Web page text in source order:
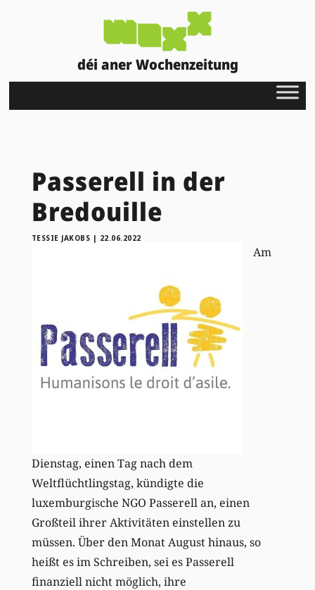
déi aner Wochenzeitung
Passerell in der
Bredouille
TESSIE JAKOBS | 22.06.2022
Am
Dienstag, einen Tag nach dem
Weltflüchtlingstag, kündigte die
luxemburgische NGO Passerell an, einen
Großteil ihrer Aktivitäten einstellen zu
müssen. Über den Monat August hinaus, so
heißt es im Schreiben, sei es Passerell
finanziell nicht möglich, ihre